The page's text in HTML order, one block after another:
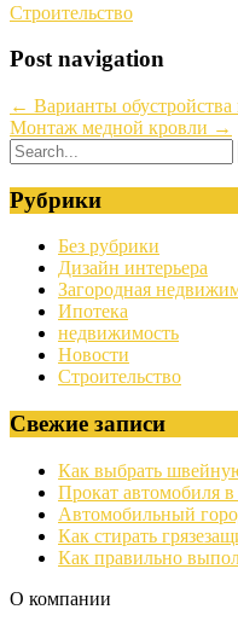
Строительство
Post navigation
← Варианты обустройства
Монтаж медной кровли →
Рубрики
Без рубрики
Дизайн интерьера
Загородная
Ипотека
недвижимость
Новости
Строительство
Свежие записи
Как выбрать
Прокат автомобиля
Автомобильный
Как стирать
Как правильно
О компании